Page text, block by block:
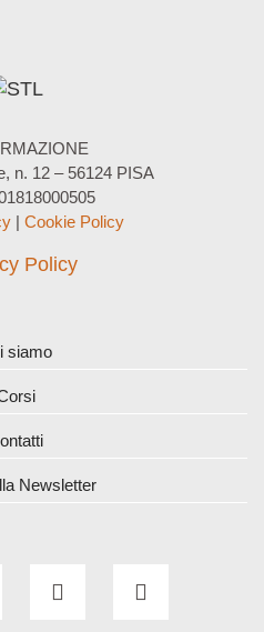
n. 12 – 56124 PISA
| Cookie Policy
Policy
siamo
Newsletter